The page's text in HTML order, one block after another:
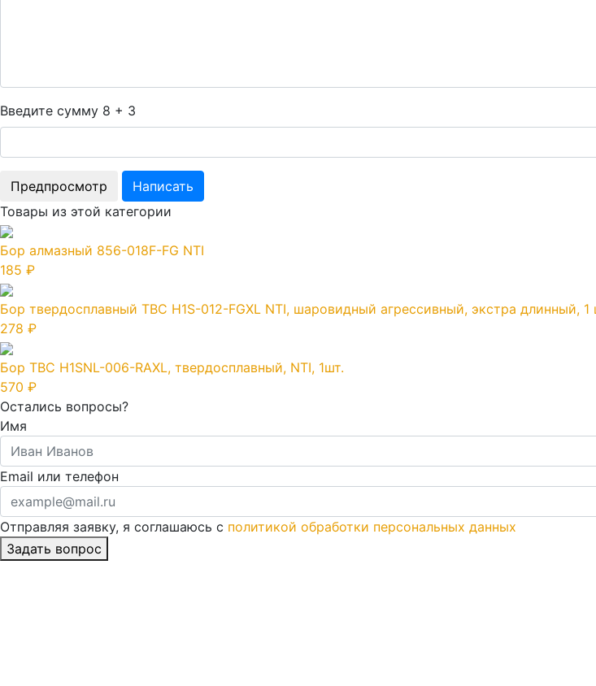
Введите сумму 8 + 3
Товары из этой категории
Бор алмазный 856-018F-FG NTI
185 ₽
Бор твердосплавный TBC H1S-012-FGXL NTI, шаровидный агрессивный, экстра длинный, 1
278 ₽
Бор TBC H1SNL-006-RAXL, твердосплавный, NTI, 1шт.
570 ₽
Остались вопросы?
Имя
Email или телефон
Отправляя заявку, я соглашаюсь с политикой обработки персональных данных